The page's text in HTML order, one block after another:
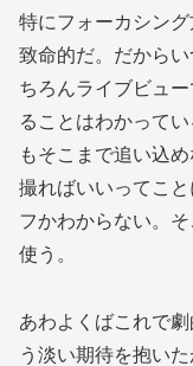
特にフォーカシン
致命的だ。だから
ちろんライブビュ
ることはわかって
もそこまで追い込
撮ればいいってこ
フかわからない。
使う。
あわよくばこれで
う淡い期待を抱い